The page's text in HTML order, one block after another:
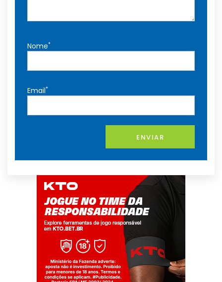
Nome*
Email*
ENVIAR